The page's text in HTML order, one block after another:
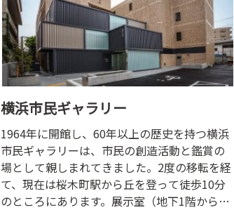
横浜市民ギャラリー
1964年に開館し、60年以上の歴史を持つ横浜
市民ギャラリーは、市民の創造活動と鑑賞の
場として親しまれてきました。2度の移転を経
て、現在は桜木町駅から丘を登って徒歩10分
のところにあります。展示室（地下1階から地